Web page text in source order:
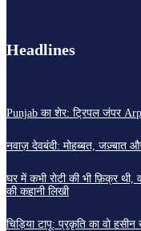
Headlines
Punjab का शेर: ट्रिपल जंपर
नवाज़ देवबंदी: मोहब्बत, जज़्बात
घर में कभी रोटी की भी फ़िक्र
की कहानी लिखी
चिड़िया टापू: प्रकृति का वो